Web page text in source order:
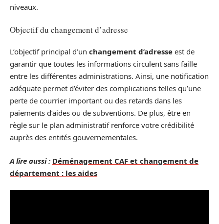
niveaux.
Objectif du changement d’adresse
L’objectif principal d’un changement d’adresse est de
garantir que toutes les informations circulent sans faille
entre les différentes administrations. Ainsi, une notification
adéquate permet d’éviter des complications telles qu’une
perte de courrier important ou des retards dans les
paiements d’aides ou de subventions. De plus, être en
règle sur le plan administratif renforce votre crédibilité
auprès des entités gouvernementales.
A lire aussi : Déménagement CAF et changement de
département : les aides